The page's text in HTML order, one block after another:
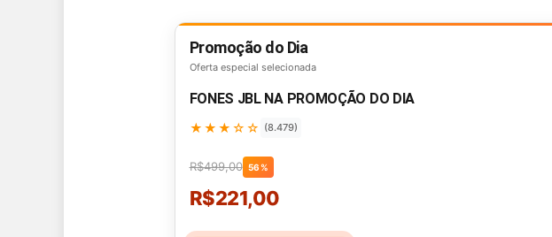
Promoção do Dia
Oferta especial selecionada
FONES JBL NA PROMOÇÃO DO DIA
★★★☆☆ (8.479)
R$499,00 56%
R$221,00